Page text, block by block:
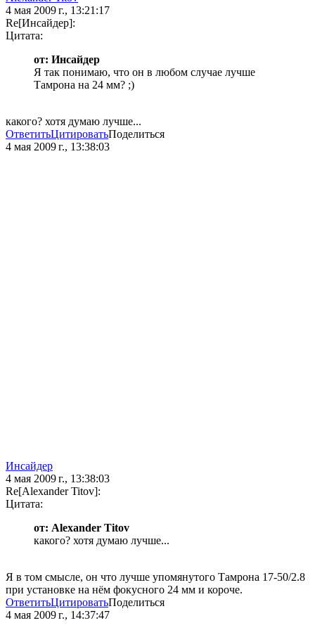
4 мая 2009 г., 13:21:17
Re[Инсайдер]:
Цитата:
от: Инсайдер
Я так понимаю, что он в любом случае лучше
Тамрона на 24 мм? ;)
какого? хотя думаю лучше...
ОтветитьЦитироватьПоделиться
4 мая 2009 г., 13:38:03
Инсайдер
4 мая 2009 г., 13:38:03
Re[Alexander Titov]:
Цитата:
от: Alexander Titov
какого? хотя думаю лучше...
Я в том смысле, он что лучше упомянутого Тамрона 17-50/2.8
при установке на нём фокусного 24 мм и короче.
ОтветитьЦитироватьПоделиться
4 мая 2009 г., 14:37:47